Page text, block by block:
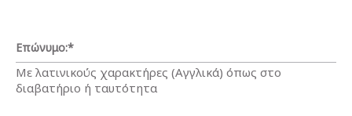
Επώνυμο:*
Με λατινικούς χαρακτήρες (Αγγλικά) όπως στο
διαβατήριο ή ταυτότητα